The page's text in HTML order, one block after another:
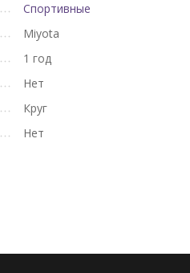
Спортивные
Miyota
1 год
Нет
Круг
Нет